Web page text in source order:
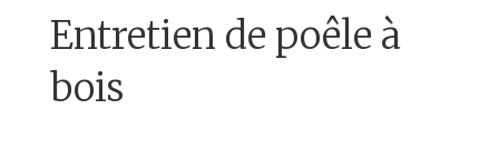
Entretien de poêle à
bois